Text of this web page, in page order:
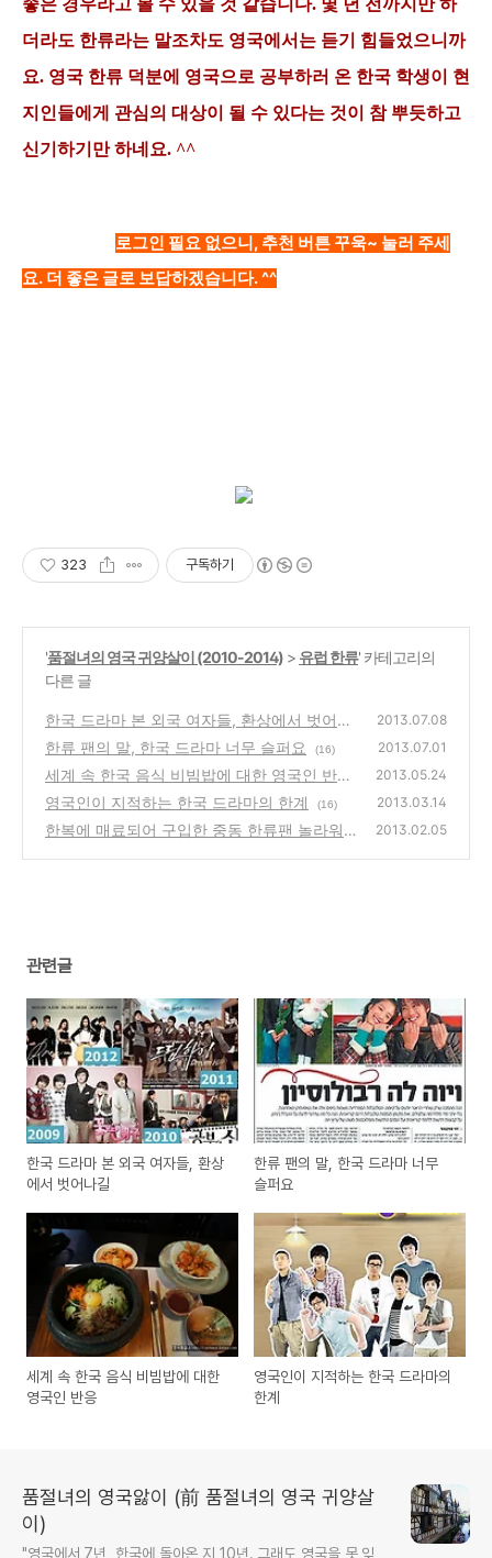
좋은 경우라고 볼 수 있을 것 같습니다. 몇 년 전까지만 하
더라도 한류라는 말조차도 영국에서는 듣기 힘들었으니까
요. 영국 한류 덕분에 영국으로 공부하러 온 한국 학생이 현
지인들에게 관심의 대상이 될 수 있다는 것이 참 뿌듯하고
신기하기만 하네요. ^^
로그인 필요 없으니, 추천 버튼 꾸욱~ 눌러 주세
요. 더 좋은 글로 보답하겠습니다. ^^
323 구독하기
'품절녀의 영국 귀양살이 (2010-2014) > 유럽 한류' 카테고리의
다른 글
한국 드라마 본 외국 여자들, 환상에서 벗어나
길
(30)
2013.07.08
한류 팬의 말, 한국 드라마 너무 슬퍼요 (16) 2013.07.01
세계 속 한국 음식 비빔밥에 대한 영국인 반응
(40)
2013.05.24
영국인이 지적하는 한국 드라마의 한계 (16) 2013.03.14
한복에 매료되어 구입한 중동 한류팬 놀라워 2013.02.05
관련글
한국 드라마 본 외국 여자들, 환상
에서 벗어나길
한류 팬의 말, 한국 드라마 너무
슬퍼요
세계 속 한국 음식 비빔밥에 대한
영국인 반응
영국인이 지적하는 한국 드라마의
한계
품절녀의 영국앓이 (前 품절녀의 영국 귀양살
이)
"영국에서 7년, 한국에 돌아온 지 10년. 그래도 영국을 못 잊